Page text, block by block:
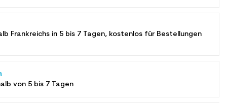
Frankreichs in 5 bis 7 Tagen, kostenlos für Bestellungen
von 5 bis 7 Tagen